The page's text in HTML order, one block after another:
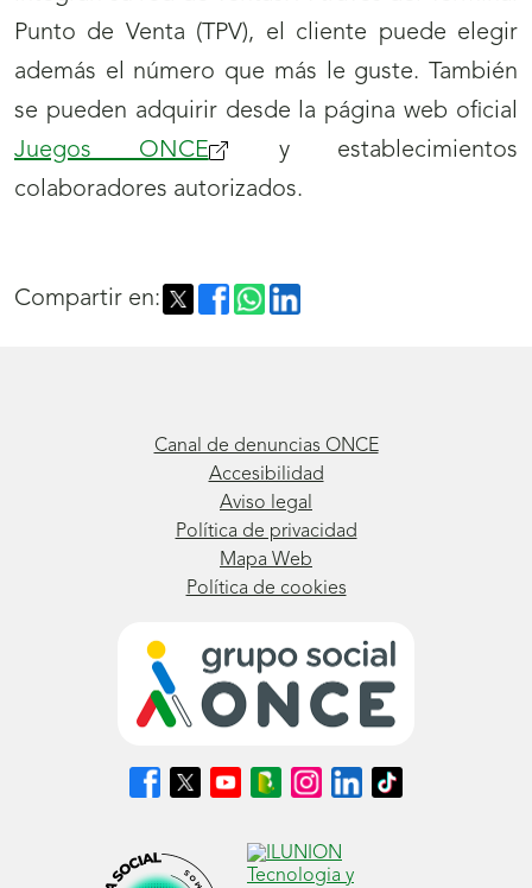
Punto de Venta (TPV), el cliente puede elegir
además el número que más le guste. También
se pueden adquirir desde la página web oficial
Juegos ONCE
y establecimientos
colaboradores autorizados.
Compartir en:
Canal de denuncias ONCE
Accesibilidad
Aviso legal
Política de privacidad
Mapa Web
Política de cookies
Síguenos
en
abrirá
Síguenos
en
abrirá
Síguenos
en
abrirá
Síguenos
en
Blog
ONCE
Síguenos
en
(se
abrirá
Síguenos
en
(se
abrirá
Síguenos
en